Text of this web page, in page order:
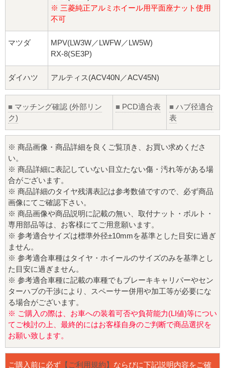
※ 三菱純正アルミホイール用平面座ナット使用
不可
マツダ
MPV(LW3W／LWFW／LW5W)
RX-8(SE3P)
ダイハツ アルティス(ACV40N／ACV45N)
■ マッチング確認 (外部リン
ク)
■ PCD適合表 ■ ハブ径適合
表
※ 商品画像・商品詳細を良くご覧頂き、お買い求めくださ
い。
※ 商品詳細に表記していない目立たない傷・汚れ等がある場
合がございます。
※ 商品詳細のタイヤ残溝表記は参考数値ですので、必ず商品
画像にてご確認下さい。
※ 商品画像や商品説明に記載の無い、取付ナット・ボルト・
専用部品等は、お客様にてご用意願います。
※ 参考適合サイズは標準外径±10mmを基準とした目安に過ぎ
ません。
※ 参考適合車種はタイヤ・ホイールのサイズのみを基準とし
た目安に過ぎません。
※ 参考適合車種に記載の車種でもブレーキキャリパーやセン
ターハブの干渉により、スペーサー併用や加工等が必要にな
る場合がございます。
※ ご購入の際は、お車への装着可否や負荷能力(LI値)等につい
てご検討の上、最終的にはお客様自身のご判断で商品選択を
お願い致します。
ご購入前に必ず 【ご利用規約】 ならびに下記説明内容をご確